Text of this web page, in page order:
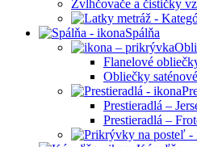
Zvlhčovače a čističky
Spálňa
Flanelové
Obliečky
Prestieradlá –
Prestieradlá –